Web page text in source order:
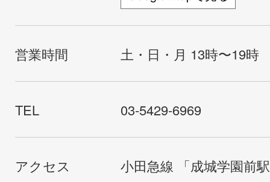
営業時間 土・日・月 13時〜19時
TEL 03-5429-6969
アクセス
小田急線 「成城学園前